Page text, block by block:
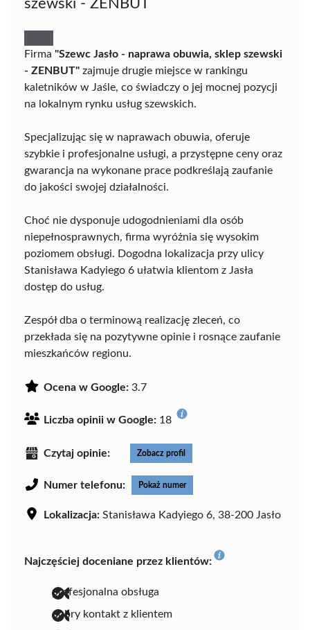
szewski - ZENBUT
Firma "Szewc Jasło - naprawa obuwia, sklep szewski
- ZENBUT" zajmuje drugie miejsce w rankingu
kaletników w Jaśle, co świadczy o jej mocnej pozycji
na lokalnym rynku usług szewskich.
Specjalizując się w naprawach obuwia, oferuje
szybkie i profesjonalne usługi, a przystępne ceny oraz
gwarancja na wykonane prace podkreślają zaufanie
do jakości swojej działalności.
Choć nie dysponuje udogodnieniami dla osób
niepełnosprawnych, firma wyróżnia się wysokim
poziomem obsługi. Dogodna lokalizacja przy ulicy
Stanisława Kadyiego 6 ułatwia klientom z Jasła
dostęp do usług.
Zespół dba o terminową realizację zleceń, co
przekłada się na pozytywne opinie i rosnące zaufanie
mieszkańców regionu.
Ocena w Google: 3.7
Liczba opinii w Google: 18
Czytaj opinie: Zobacz profil
Numer telefonu: Pokaż numer
Lokalizacja: Stanisława Kadyiego 6, 38-200 Jasło
Najczęściej doceniane przez klientów:
profesjonalna obsługa
dobry kontakt z klientem